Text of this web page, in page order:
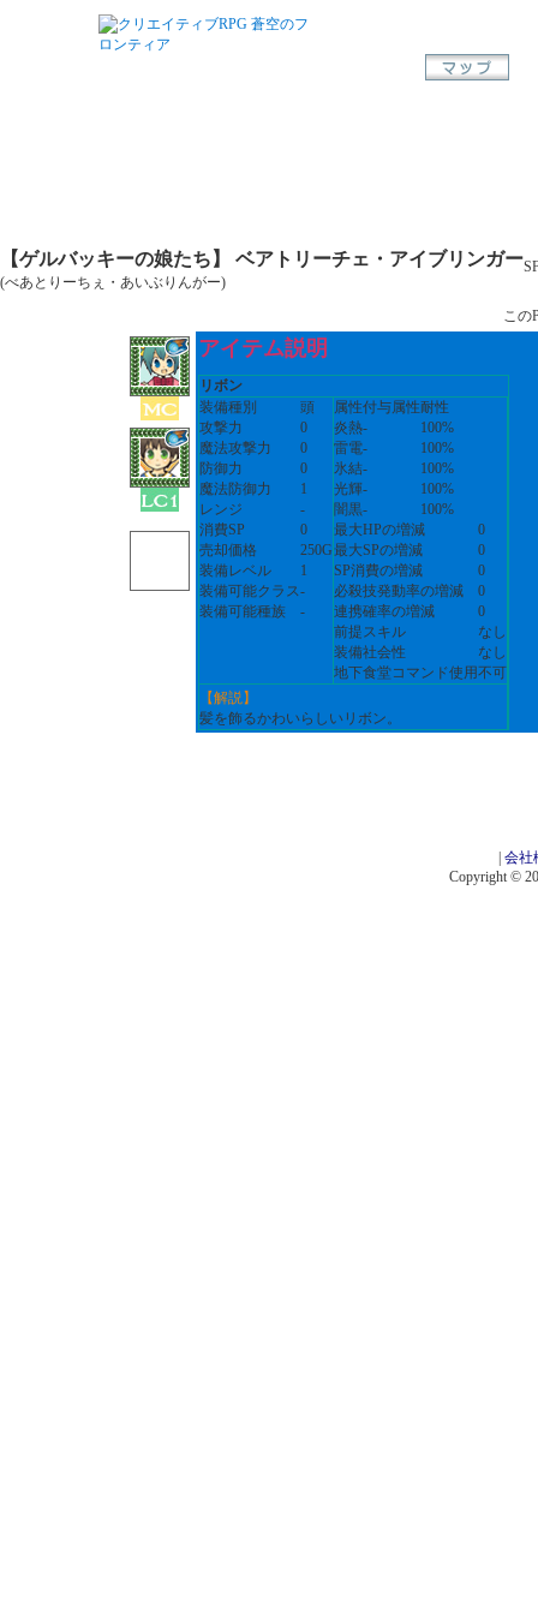
【ゲルバッキーの娘たち】 ベアトリーチェ・アイブリンガー
(べあとりーちぇ・あいぶりんがー)
この
アイテム説明
リボン
装備種別
頭
攻撃力
0
魔法攻撃力
0
防御力
0
魔法防御力
1
レンジ
-
消費SP
0
売却価格
250G
装備レベル
1
装備可能クラス-
装備可能種族
-
属性付与属性耐性
炎熱-
100%
雷電-
100%
氷結-
100%
光輝-
100%
闇黒-
100%
最大HPの増減
0
最大SPの増減
0
SP消費の増減
0
必殺技発動率の増減
0
連携確率の増減
0
前提スキル
なし
装備社会性
なし
地下食堂コマンド使用不可
【解説】
髪を飾るかわいらしいリボン。
会社
Copyright ©